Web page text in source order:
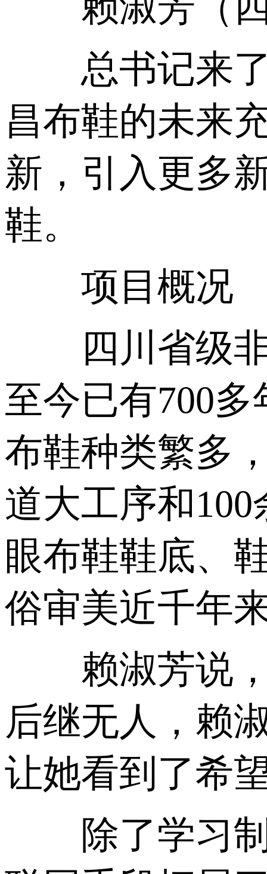
总书记来了
昌布鞋的未来
新，引入更多
鞋。
项目概况
四川省级非
至今已有700
布鞋种类繁多
道大工序和
眼布鞋鞋底、
俗审美近千年
赖淑芳说，
后继无人，赖
让她看到了希
除了学习制